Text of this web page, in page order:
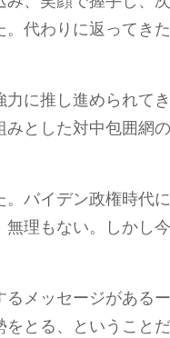
代わりに返ってき
に推し進められて
とした対中包囲網
バイデン政権時代
理もない。しかし
メッセージがある
とる、ということ